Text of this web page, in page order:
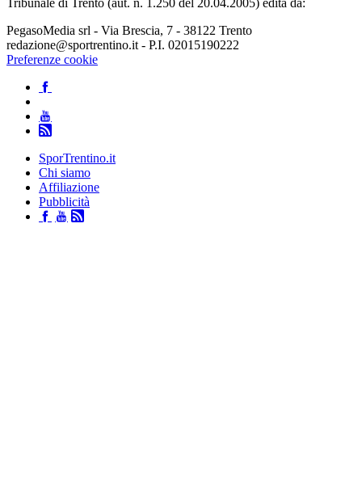
PegasoMedia srl - Via Brescia, 7 - 38122 Trento
redazione@sportrentino.it - P.I. 02015190222
Preferenze cookie
SporTrentino.it
Chi siamo
Affiliazione
Pubblicità